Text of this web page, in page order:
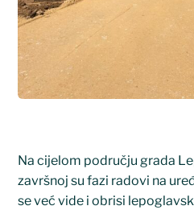
Na cijelom području grada
završnoj su fazi radovi na
se već vide i obrisi